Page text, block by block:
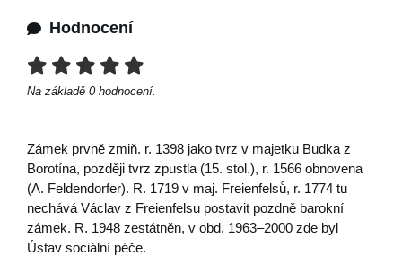
Hodnocení
Na základě 0 hodnocení.
Zámek prvně zmiň. r. 1398 jako tvrz v majetku Budka z
Borotína, později tvrz zpustla (15. stol.), r. 1566 obnovena
(A. Feldendorfer). R. 1719 v maj. Freienfelsů, r. 1774 tu
nechává Václav z Freienfelsu postavit pozdně barokní
zámek. R. 1948 zestátněn, v obd. 1963–2000 zde byl
Ústav sociální péče.